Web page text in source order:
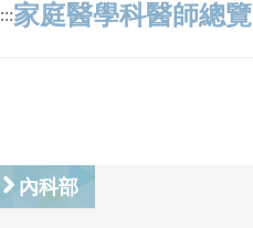
:::家庭醫學科醫師總覽
內科部